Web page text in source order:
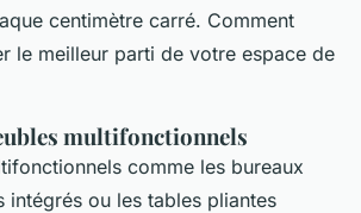
centimètre carré. Comment
le meilleur parti de votre espace de
multifonctionnels
comme les bureaux
intégrés ou les tables pliantes